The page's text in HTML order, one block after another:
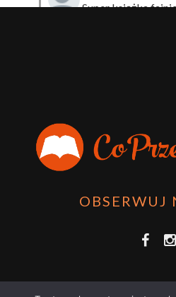
Super książka
książki skoro czyta się np
Planer Książkary – ten gadżet
książkoholik!
8 December
OBSERWUJ